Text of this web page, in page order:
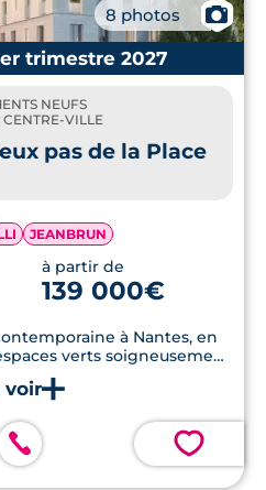
8 photos
📷
trimestre 2027
NEUFS
CENTRE-VILLE
pas de la Place
JEANBRUN
à partir de
139 000€
à Nantes, en
verts soigneusement
💗